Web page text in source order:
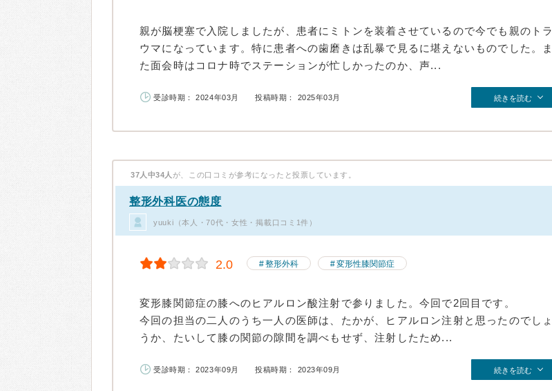
親が脳梗塞で入院しましたが、患者にミトンを装着させているので今でも親のトラ
ウマになっています。特に患者への歯磨きは乱暴で見るに堪えないものでした。ま
た面会時はコロナ時でステーションが忙しかったのか、声...
受診時期： 2024年03月 投稿時期： 2025年03月 続きを読む
37人中34人 が、この口コミが参考になったと投票しています。
整形外科医の態度
yuuki（本人・70代・女性・掲載口コミ1件）
2.0 整形外科 変形性膝関節症
変形膝関節症の膝へのヒアルロン酸注射で参りました。今回で2回目です。
今回の担当の二人のうち一人の医師は、たかが、ヒアルロン注射と思ったのでしょ
うか、たいして膝の関節の隙間を調べもせず、注射したため...
受診時期： 2023年09月 投稿時期： 2023年09月 続きを読む